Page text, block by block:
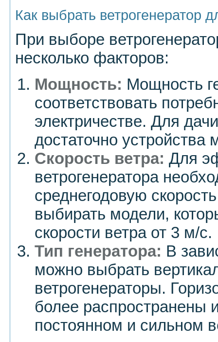
Как выбрать ветрогенератор
При выборе
несколько факторов:
Мощность: Мощность
соответствовать
электричестве. Для
достаточно
Скорость ветра: Для
ветрогенератора
среднегодовую
выбирать модели,
скорости ветра от 3 м/с.
Тип генератора: В
можно выбрать
ветрогенераторы.
более распространены
постоянном и сильном